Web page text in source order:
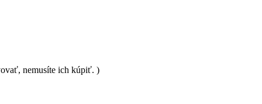
nemusíte ich kúpiť. )